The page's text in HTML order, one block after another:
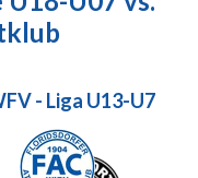
- Liga U13-U7